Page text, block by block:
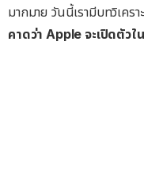
มากมาย วันนี้เรามีบทวิเคร
คาดว่า Apple จะเปิดตัวใ